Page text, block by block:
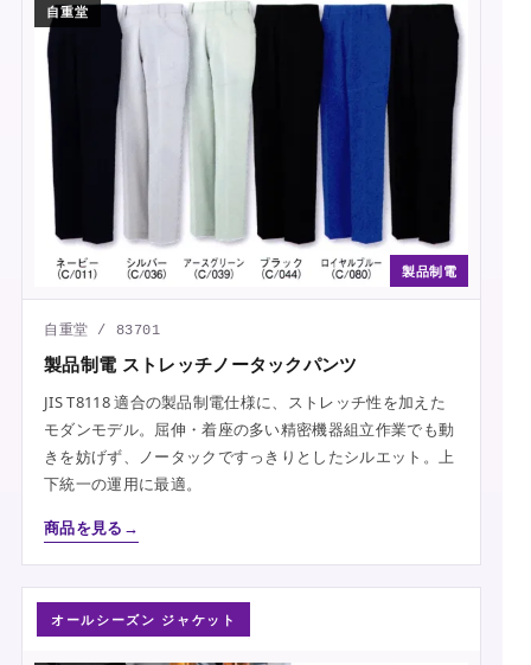
自重堂
製品制電
自重堂 / 83701
製品制電 ストレッチノータックパンツ
JIS T8118 適合の製品制電仕様に、ストレッチ性を加えた
モダンモデル。屈伸・着座の多い精密機器組立作業でも動
きを妨げず、ノータックですっきりとしたシルエット。上
下統一の運用に最適。
商品を見る
オールシーズン ジャケット